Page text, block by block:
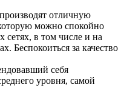
отличную
можно спокойно
сетях, в том числе и на
Беспокоиться за качество
себя
уровня, самой